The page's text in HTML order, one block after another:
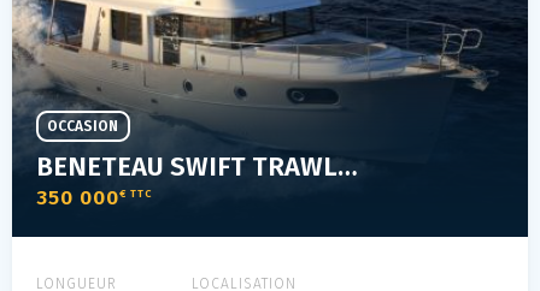
BENETEAU SWIFT TRAWLER 44
350 000€ TTC
OCCASION
LONGUEUR LOCALISATION